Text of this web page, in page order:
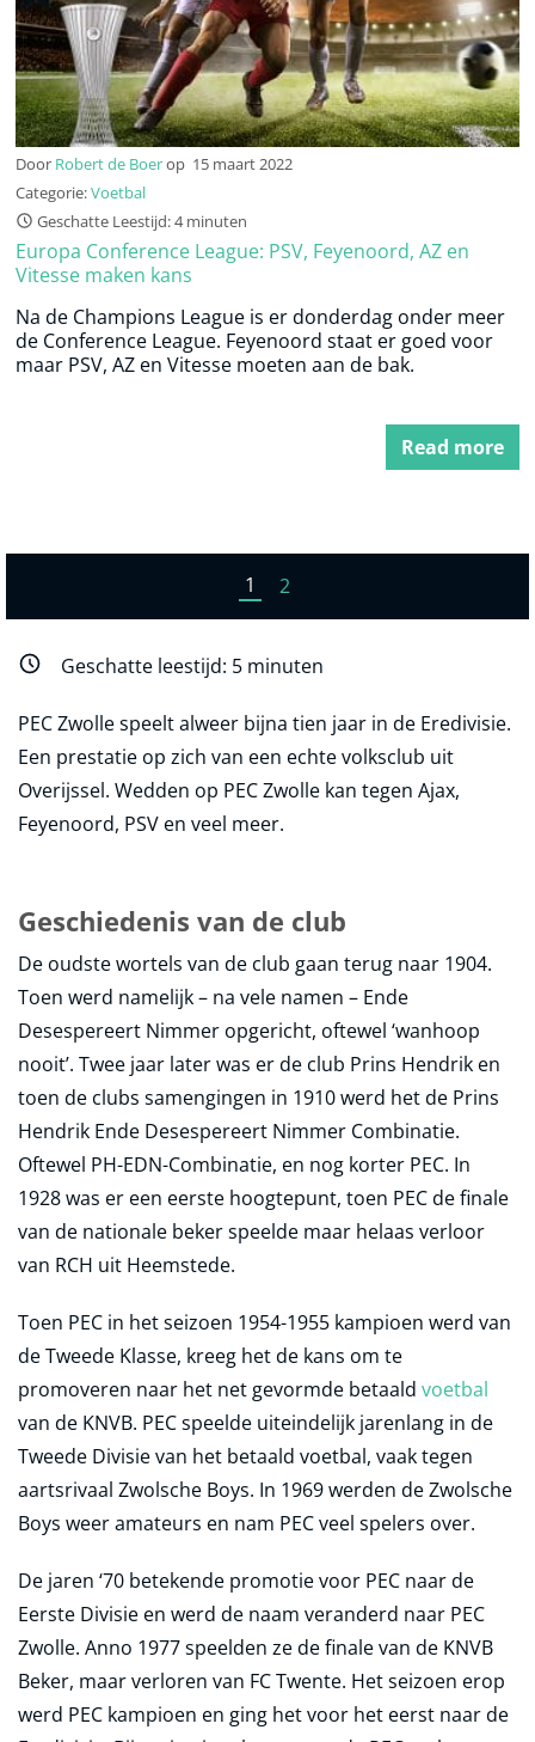
Door Robert de Boerop 15 maart 2022
Categorie:Voetbal
Geschatte Leestijd: 4 minuten
Europa Conference League: PSV, Feyenoord, AZ en
Vitesse maken kans
Na de Champions League is er donderdag onder meer
de Conference League. Feyenoord staat er goed voor
maar PSV, AZ en Vitesse moeten aan de bak.
Read more
1 2
Geschatte leestijd: 5 minuten
PEC Zwolle speelt alweer bijna tien jaar in de Eredivisie.
Een prestatie op zich van een echte volksclub uit
Overijssel. Wedden op PEC Zwolle kan tegen Ajax,
Feyenoord, PSV en veel meer.
Geschiedenis van de club
De oudste wortels van de club gaan terug naar 1904.
Toen werd namelijk – na vele namen – Ende
Desespereert Nimmer opgericht, oftewel ‘wanhoop
nooit’. Twee jaar later was er de club Prins Hendrik en
toen de clubs samengingen in 1910 werd het de Prins
Hendrik Ende Desespereert Nimmer Combinatie.
Oftewel PH-EDN-Combinatie, en nog korter PEC. In
1928 was er een eerste hoogtepunt, toen PEC de finale
van de nationale beker speelde maar helaas verloor
van RCH uit Heemstede.
Toen PEC in het seizoen 1954-1955 kampioen werd van
de Tweede Klasse, kreeg het de kans om te
promoveren naar het net gevormde betaald voetbal
van de KNVB. PEC speelde uiteindelijk jarenlang in de
Tweede Divisie van het betaald voetbal, vaak tegen
aartsrivaal Zwolsche Boys. In 1969 werden de Zwolsche
Boys weer amateurs en nam PEC veel spelers over.
De jaren ‘70 betekende promotie voor PEC naar de
Eerste Divisie en werd de naam veranderd naar PEC
Zwolle. Anno 1977 speelden ze de finale van de KNVB
Beker, maar verloren van FC Twente. Het seizoen erop
werd PEC kampioen en ging het voor het eerst naar de